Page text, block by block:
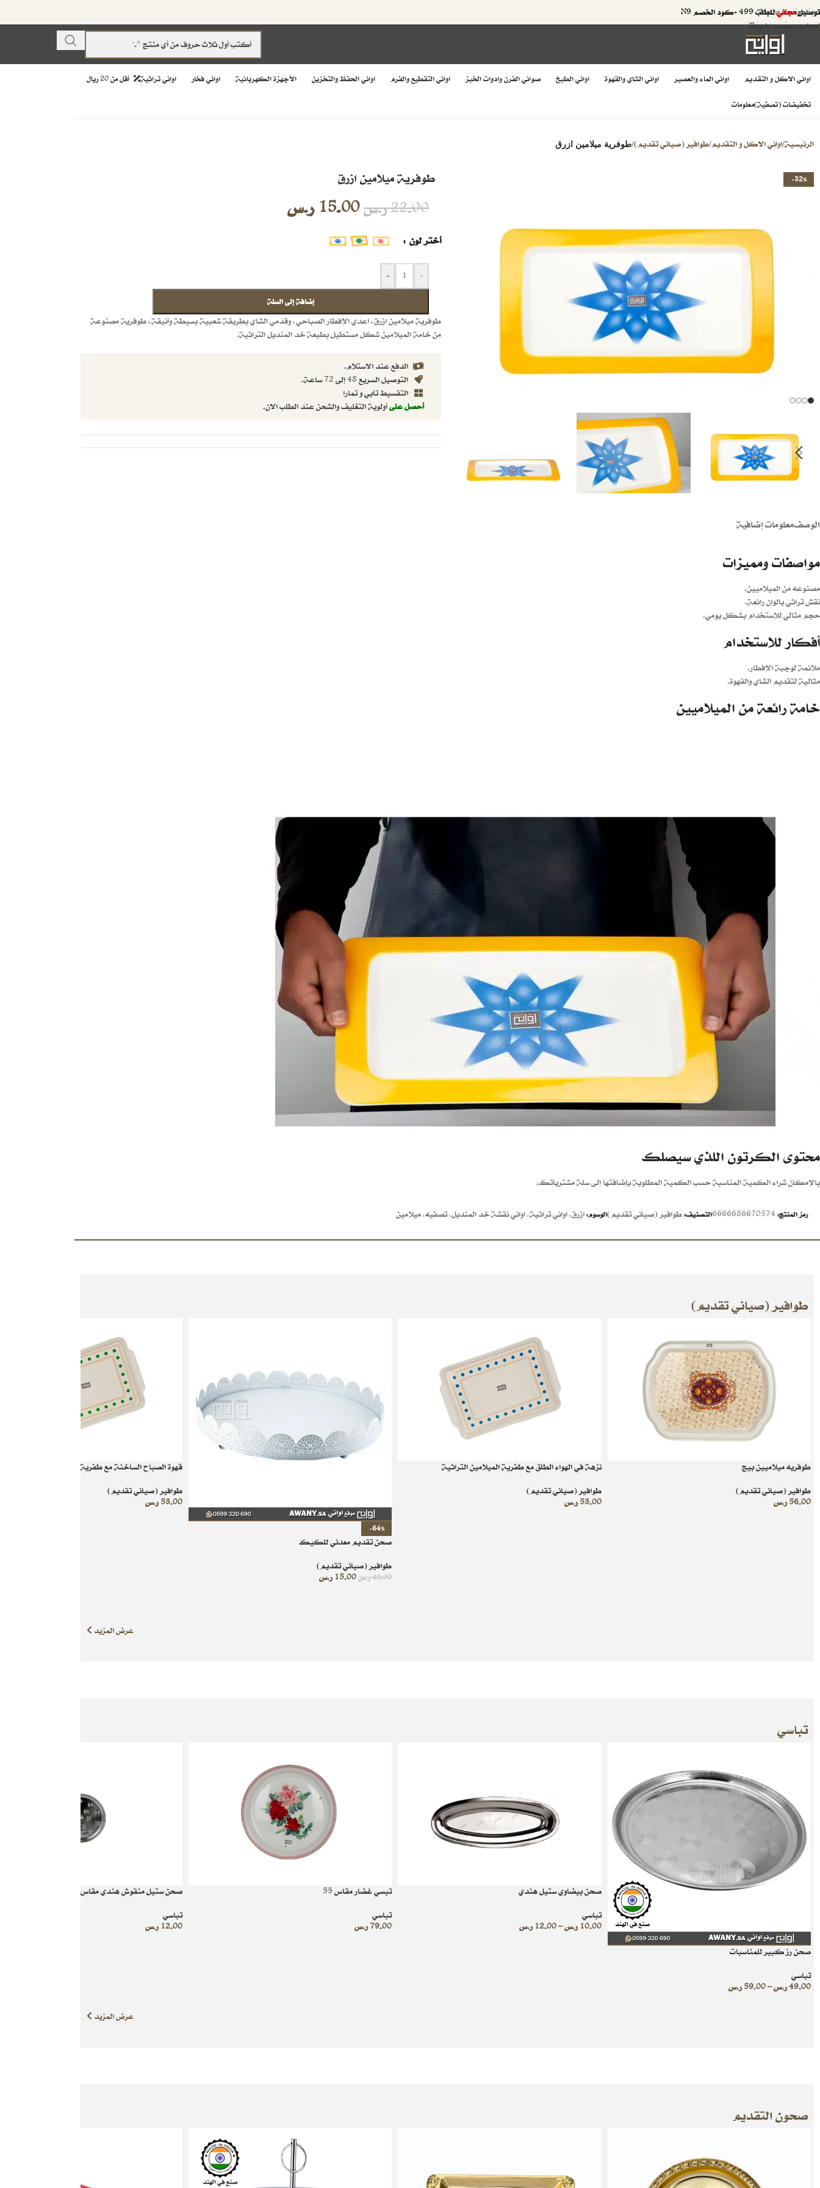
Skip to navigation
Skip to main content
توصيلمجانيللطلب 499 +كود الخصم N9
اواني الاكل و التقديم اواني الماء والعصير اواني الشاي والقهوة اواني الطبخ صواني الفرن وادوات الخبز اواني التقطيع والفرم اواني الحفظ والتخزين الأجهزة الكهربائية اواني فخار اواني تراثية أقل من 20 ريال
تخفيضات (تصفية)معلومات
الرئيسية/اواني الاكل و التقديم/طوافير (صياني تقديم)/طوفرية ميلامين ازرق
-32% طوفرية ميلامين ازرق
22.00ر.س15.00 ر.س
أختر لون
-
+
إضافة إلى السلة
طوفرية ميلامين ازرق، اعدي الإفطار الصباحي، وقدمي الشاي بطريقة شعبية بسيطة وأنيقة، طوفرية مصنوعة
من خامة الميلامين شكل مستطيل بطبعة خد المنديل التراثية.
الدفع عند الاستلام.
التوصيل السريع 48 إلى 72 ساعة.
التقسيط تابي و تمارا
أحصل علىأولوية التغليف والشحن عند الطلب الان.
الوصفمعلومات إضافية
مواصفات ومميزات
مصنوعه من الميلاميين.
نقش تراثي بالوان رائعة.
حجم مثالي للاستخدام بشكل يومي.
أفكار للاستخدام
ملائمة لوجبة الإفطار.
مثالية لتقديم الشاي والقهوة.
خامة رائعة من الميلاميين
محتوى الكرتون اللذي سيصلك
بالإمكان شراء الكمية المناسبة حسب الكمية المطلوبة بإضافتها إلى سلة مشترياتك.
رمز المنتج: 6666686670574التصنيف:طوافير (صياني تقديم)الوسوم:ازرق,اواني تراثية,اواني نقشة خد المنديل,تصفيه,ميلامين
طوافير (صياني تقديم)
طوفريه ميلاميين بيج
طوافير (صياني تقديم)
56.00ر.س
نزهة في الهواء الطلق مع طفرية الميلامين التراثية
طوافير (صياني تقديم)
53.00 ر.س
-64%
صحن تقديم معدني للكيك
طوافير (صياني تقديم)
42.00ر.س15.00 ر.س
قهوة الصباح الساخنة مع طفرية ابو نقطة
طوافير (صياني تقديم)
53.00 ر.س
عرض المزيد
تباسي
صحن رز كبير للمناسبات
تباسي
49.00ر.س–
59.00ر.س
صحن بيضاوي ستيل هندي
تباسي
10.00 ر.س–
12.00 ر.س
تبسي غضار مقاس 55
تباسي
79.00ر.س
صحن ستيل منقوش هندي مقاس 25
تباسي
12.00 ر.س
عرض المزيد
صحون التقديم